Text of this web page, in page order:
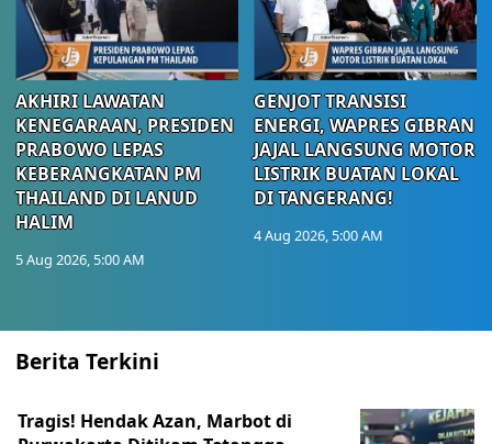
AKHIRI LAWATAN
KENEGARAAN, PRESIDEN
PRABOWO LEPAS
KEBERANGKATAN PM
THAILAND DI LANUD
HALIM
5 Aug 2026, 5:00 AM
GENJOT TRANSISI
ENERGI, WAPRES GIBRAN
JAJAL LANGSUNG MOTOR
LISTRIK BUATAN LOKAL
DI TANGERANG!
4 Aug 2026, 5:00 AM
Berita Terkini
Tragis! Hendak Azan, Marbot di